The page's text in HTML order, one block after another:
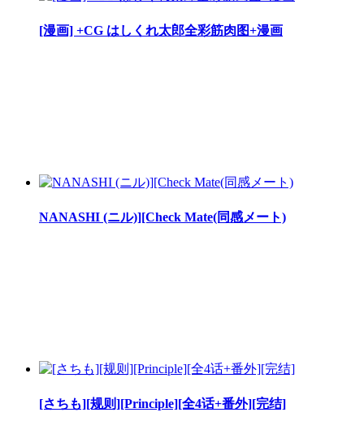
[漫画] +CG はしくれ太郎全彩筋肉图+漫画
NANASHI (ニル)][Check Mate(同感メート)
[さちも][规则][Principle][全4话+番外][完结]